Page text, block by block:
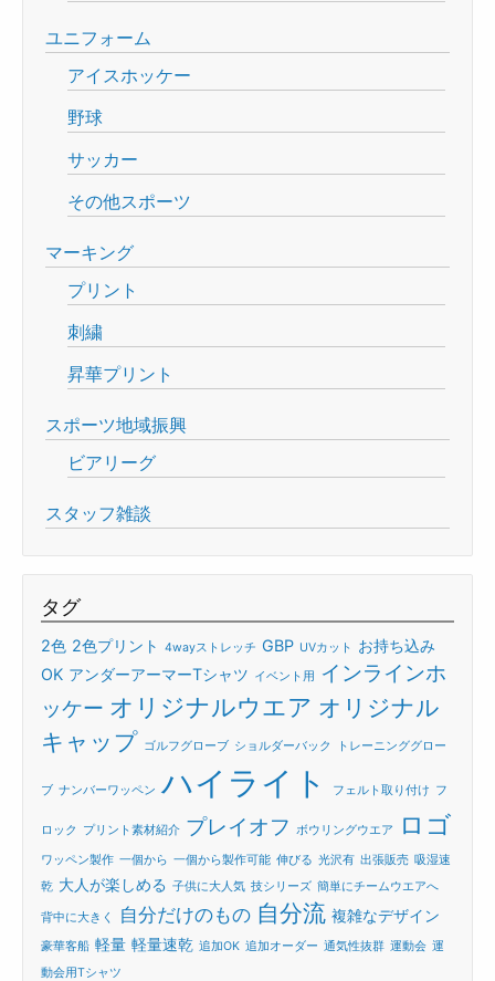
ユニフォーム
アイスホッケー
野球
サッカー
その他スポーツ
マーキング
プリント
刺繍
昇華プリント
スポーツ地域振興
ビアリーグ
スタッフ雑談
タグ
2色 2色プリント 4wayストレッチ GBP UVカット
お持ち込み
OK アンダーアーマーTシャツ イベント用
インラインホ
ッケー オリジナルウエア オリジナル
キャップ ゴルフグローブ ショルダーバック トレーニンググロー
ブ ナンバーワッペン ハイライト フェルト取り付け フ
ロック プリント素材紹介 プレイオフ ボウリングウエア ロゴ
ワッペン製作 一個から 一個から製作可能 伸びる 光沢有 出張販売 吸湿速
乾 大人が楽しめる 子供に大人気 技シリーズ 簡単にチームウエアへ
背中に大きく 自分だけのもの 自分流 複雑なデザイン
豪華客船 軽量 軽量速乾 追加OK 追加オーダー 通気性抜群 運動会 運
動会用Tシャツ